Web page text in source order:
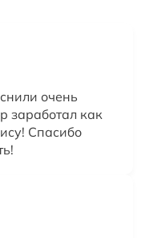
очень
заработал как
Спасибо